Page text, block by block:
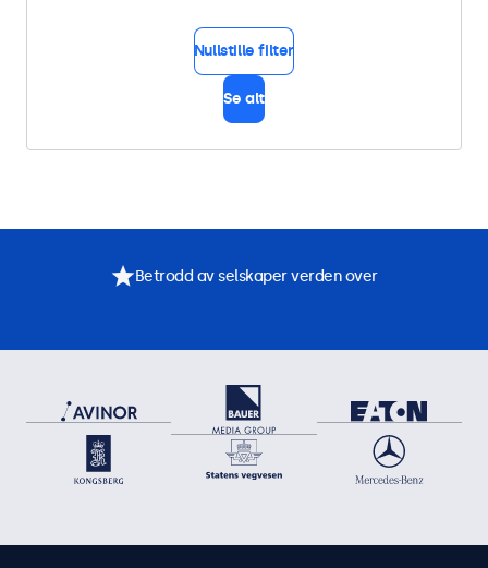
Nullstille filter
Se alt
Betrodd av selskaper verden over